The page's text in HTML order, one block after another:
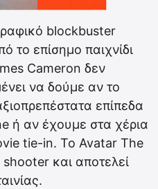
blockbuster
το επίσημο παιχνίδι
Cameron δεν
να δούμε αν το
επίπεδα
ή αν έχουμε στα χέρια
tie-in. Το Avatar The
και αποτελεί